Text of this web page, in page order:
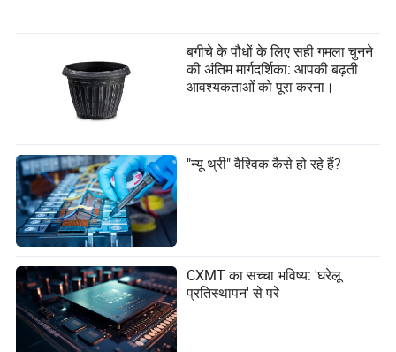
है। उस धातु के प्रकार के लिए विशेष रूप से डिज़ाइन किए गए धातु पॉलिश
का उपयोग करें जिससे आपके हैंडल बने हैं।
5. निष्कर्ष
रूप और कार्यक्षमता पर महत्वपूर्ण प्रभाव डालते हैं। नवीनतम रुझानों के बारे
में जानकारी प्राप्त करके, विभिन्न सामग्री विकल्पों को समझकर, और उचित
रखरखाव प्रथाओं का पालन करके, आप ऐसे विकल्प बना सकते हैं जो
आपके कैबिनेट की सौंदर्य अपील और टिकाऊपन दोनों को बढ़ाते हैं। चाहे
आप एक गृहस्वामी हों या फर्नीचर उद्योग में खरीदार, यह गाइड आपको
आत्मविश्वास के साथ कैबिनेट हैंडल की दुनिया में नेविगेट करने में मदद करने
के लिए मूल्यवान अंतर्दृष्टि प्रदान करता है।
सारांश में, सही कैबिनेट हैंडल आपके स्थान को बदल सकते हैं, शैली और
कार्यक्षमता दोनों को जोड़ सकते हैं। वर्तमान रुझानों, सामग्री चयन, डिज़ाइन
और कार्यक्षमता, और रखरखाव युक्तियों पर विचार करके, आप सूचित निर्णय
ले सकते हैं जो आपको लंबे समय में लाभान्वित करेंगे।
बगीचे के पौधों के लिए सही गमला चुनने
की अंतिम मार्गदर्शिका: आपकी बढ़ती
आवश्यकताओं को पूरा करना।
"न्यू थ्री" वैश्विक कैसे हो रहे हैं?
CXMT का सच्चा भविष्य: 'घरेलू
प्रतिस्थापन' से परे